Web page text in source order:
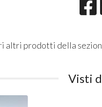
altri prodotti della
Visti